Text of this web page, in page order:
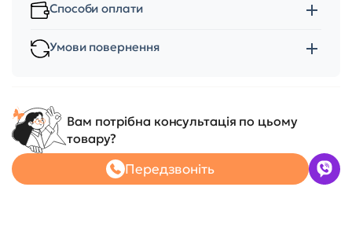
Способи оплати
Умови повернення
Вам потрібна консультація по цьому
товару?
Передзвоніть